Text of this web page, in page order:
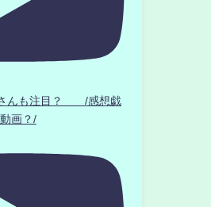
さんも注目？ /感想戯
画？/